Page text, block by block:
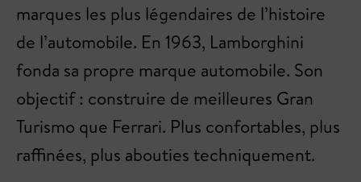
marques les plus légendaires de l’histoire
de l’automobile. En 1963, Lamborghini
fonda sa propre marque automobile. Son
objectif : construire de meilleures Gran
Turismo que Ferrari. Plus confortables, plus
raffinées, plus abouties techniquement.